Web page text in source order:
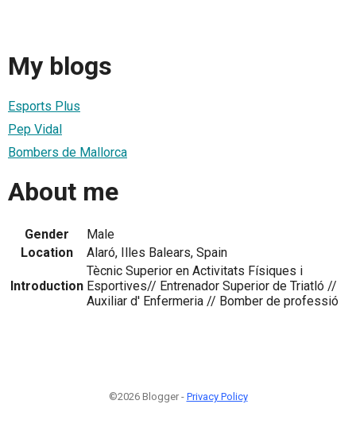
My blogs
Esports Plus
Pep Vidal
Bombers de Mallorca
About me
Gender
Male
Location
Alaró, Illes Balears, Spain
Introduction
Tècnic Superior en Activitats Físiques i
Esportives// Entrenador Superior de Triatló //
Auxiliar d' Enfermeria // Bomber de professió
©2026 Blogger - Privacy Policy